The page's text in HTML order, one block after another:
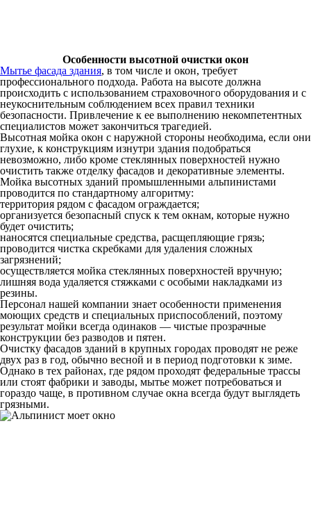
Особенности высотной очистки окон
Мытье фасада здания, в том числе и окон, требует
профессионального подхода. Работа на высоте должна
происходить с использованием страховочного оборудования и с
неукоснительным соблюдением всех правил техники
безопасности. Привлечение к ее выполнению некомпетентных
специалистов может закончиться трагедией.
Высотная мойка окон с наружной стороны необходима, если они
глухие, к конструкциям изнутри здания подобраться
невозможно, либо кроме стеклянных поверхностей нужно
очистить также отделку фасадов и декоративные элементы.
Мойка высотных зданий промышленными альпинистами
проводится по стандартному алгоритму:
территория рядом с фасадом ограждается;
организуется безопасный спуск к тем окнам, которые нужно
будет очистить;
наносятся специальные средства, расщепляющие грязь;
проводится чистка скребками для удаления сложных
загрязнений;
осуществляется мойка стеклянных поверхностей вручную;
лишняя вода удаляется стяжками с особыми накладками из
резины.
Персонал нашей компании знает особенности применения
моющих средств и специальных приспособлений, поэтому
результат мойки всегда одинаков — чистые прозрачные
конструкции без разводов и пятен.
Очистку фасадов зданий в крупных городах проводят не реже
двух раз в год, обычно весной и в период подготовки к зиме.
Однако в тех районах, где рядом проходят федеральные трассы
или стоят фабрики и заводы, мытье может потребоваться и
гораздо чаще, в противном случае окна всегда будут выглядеть
грязными.